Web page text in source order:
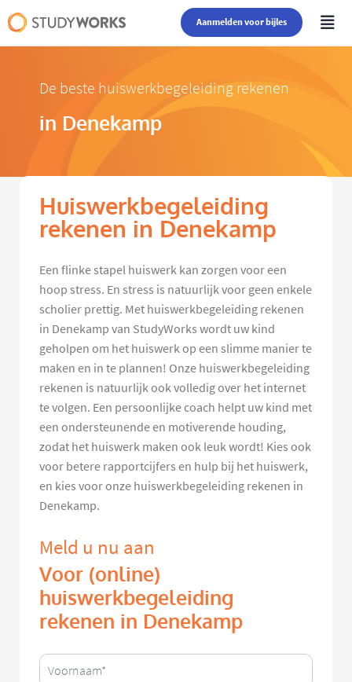
Aanmelden voor bijles
De beste huiswerkbegeleiding rekenen
in Denekamp
Huiswerkbegeleiding
rekenen in Denekamp
Een flinke stapel huiswerk kan zorgen voor een
hoop stress. En stress is natuurlijk voor geen enkele
scholier prettig. Met huiswerkbegeleiding rekenen
in Denekamp van StudyWorks wordt uw kind
geholpen om het huiswerk op een slimme manier te
maken en in te plannen! Onze huiswerkbegeleiding
rekenen is natuurlijk ook volledig over het internet
te volgen. Een persoonlijke coach helpt uw kind met
een ondersteunende en motiverende houding,
zodat het huiswerk maken ook leuk wordt! Kies ook
voor betere rapportcijfers en hulp bij het huiswerk,
en kies voor onze huiswerkbegeleiding rekenen in
Denekamp.
Meld u nu aan
Voor (online)
huiswerkbegeleiding
rekenen in Denekamp